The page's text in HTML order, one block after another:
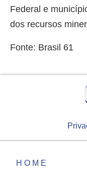
Federal e
dos recursos
Fonte: Brasil 61
HOME